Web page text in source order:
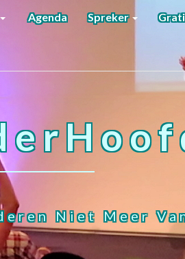
Agenda Spreker
Niet Meer